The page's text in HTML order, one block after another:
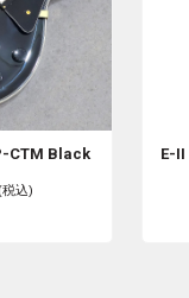
CTM Black
税込)
E-II